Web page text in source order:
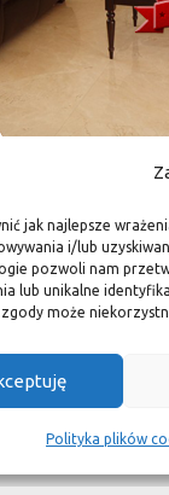
jak najlepsze
i/lub
pozwoli nam
lub unikalne
może
Polityka plików
przez Was
się jak w
aspekcie
przetrwały
jest dużo
dziełem